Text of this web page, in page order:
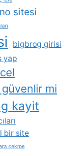
sitesi
bigbrog girisi
yap
mi
kayit
bir site
çekme